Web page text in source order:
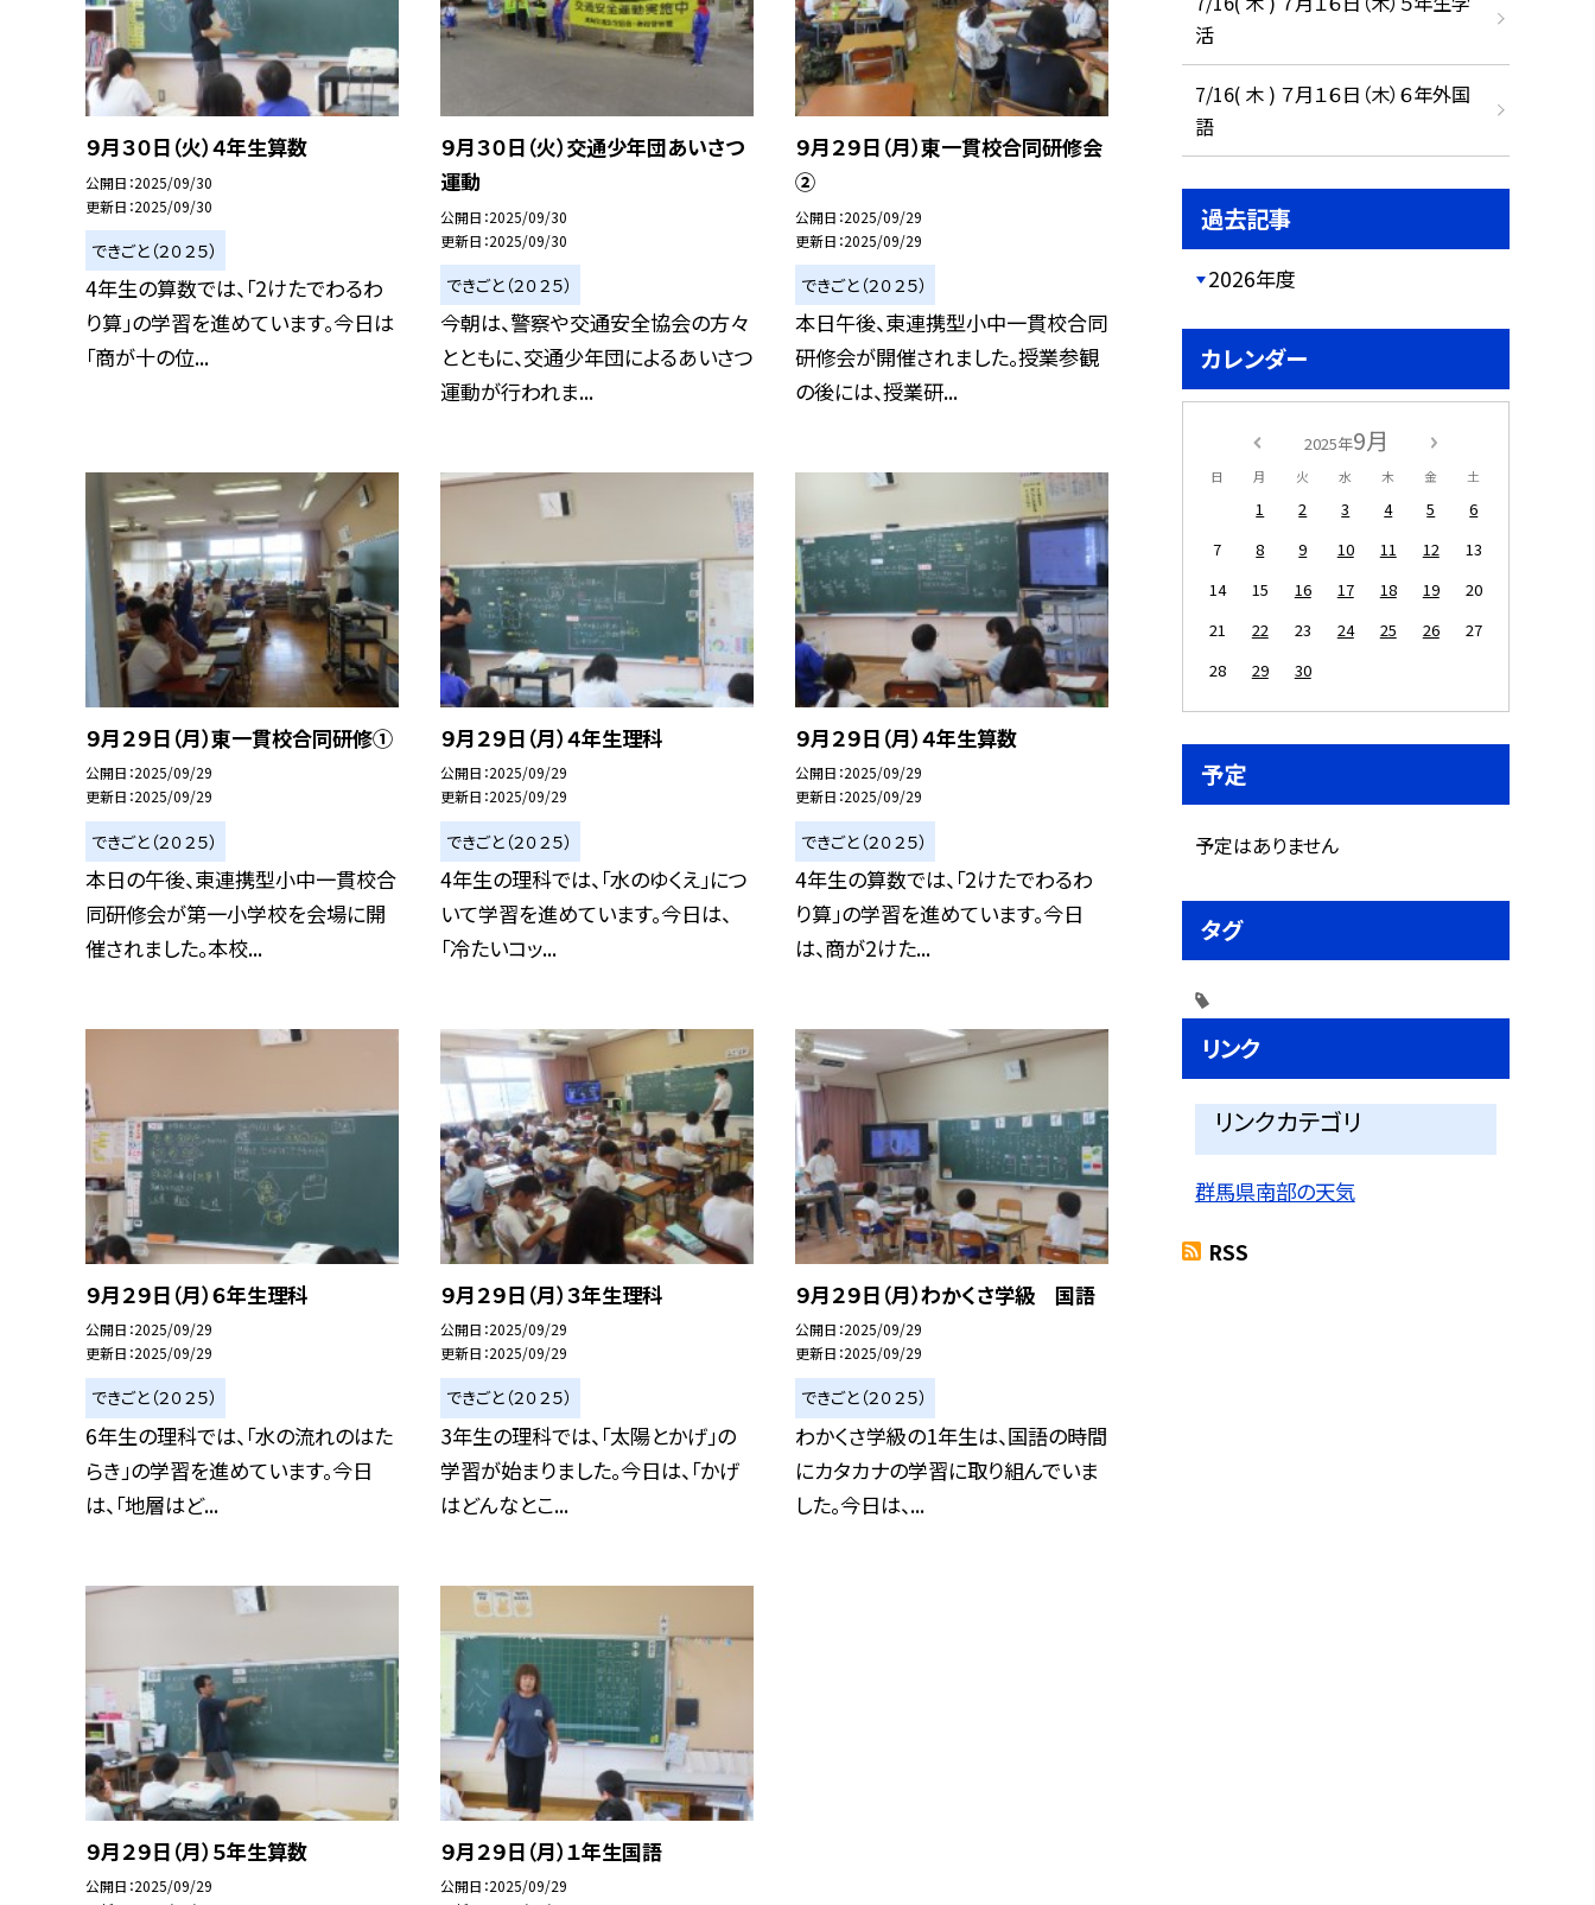
９月３０日（火）４年生算数
公開日 2025/09/30
更新日 2025/09/30
できごと（２０２５）
4年生の算数では、「2けたでわるわ
り算」の学習を進めています。今日は
「商が十の位...
９月３０日（火）交通少年団あいさつ
運動
公開日 2025/09/30
更新日 2025/09/30
できごと（２０２５）
今朝は、警察や交通安全協会の方々
とともに、交通少年団によるあいさつ
運動が行われま...
９月２９日（月）東一貫校合同研修会
②
公開日 2025/09/29
更新日 2025/09/29
できごと（２０２５）
本日午後、東連携型小中一貫校合同
研修会が開催されました。授業参観
の後には、授業研...
９月２９日（月）東一貫校合同研修①
公開日 2025/09/29
更新日 2025/09/29
できごと（２０２５）
本日の午後、東連携型小中一貫校合
同研修会が第一小学校を会場に開
催されました。本校...
９月２９日（月）４年生理科
公開日 2025/09/29
更新日 2025/09/29
できごと（２０２５）
4年生の理科では、「水のゆくえ」につ
いて学習を進めています。今日は、
「冷たいコッ...
９月２９日（月）４年生算数
公開日 2025/09/29
更新日 2025/09/29
できごと（２０２５）
4年生の算数では、「2けたでわるわ
り算」の学習を進めています。今日
は、商が2けた...
９月２９日（月）６年生理科
公開日 2025/09/29
更新日 2025/09/29
できごと（２０２５）
6年生の理科では、「水の流れのはた
らき」の学習を進めています。今日
は、「地層はど...
９月２９日（月）３年生理科
公開日 2025/09/29
更新日 2025/09/29
できごと（２０２５）
3年生の理科では、「太陽とかげ」の
学習が始まりました。今日は、「かげ
はどんなとこ...
９月２９日（月）わかくさ学級 国語
公開日 2025/09/29
更新日 2025/09/29
できごと（２０２５）
わかくさ学級の1年生は、国語の時間
にカタカナの学習に取り組んでいま
した。今日は、...
９月２９日（月）５年生算数
公開日 2025/09/29
９月２９日（月）１年生国語
公開日 2025/09/29
活
7/16( 木 ) ７月１６日（木）６年外国
語
過去記事
2026年度
カレンダー
2025年9月
日 月 火 水 木 金 土
1 2 3 4 5
6
7
8 9 10 11 12
13
14
15 16 17 18 19
20
21
22 23 24 25 26
27
28
29 30
予定
予定はありません
タグ
リンク
リンクカテゴリ
群馬県南部の天気
RSS